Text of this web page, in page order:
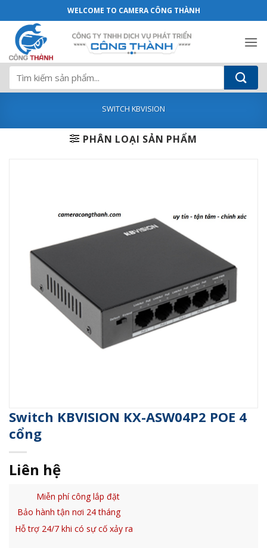
qua
dung
Switch KBVISION KX-ASW04P2 POE 4
WELCOME TO CAMERA CÔNG THÀNH
Tìm
kiếm:
SWITCH KBVISION
PHÂN LOẠI SẢN PHẨM
Switch KBVISION KX-ASW04P2 POE 4
cổng
Liên hệ
Miễn phí công lắp đặt
Bảo hành tận nơi 24 tháng
Hỗ trợ 24/7 khi có sự cố xảy ra